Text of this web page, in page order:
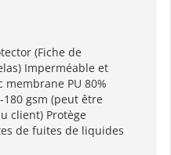
(Fiche de
Imperméable et
PU 80%
gsm (peut être
client) Protège
de fuites de liquides